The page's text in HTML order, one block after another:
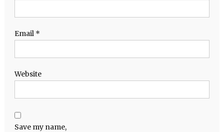
Email *
Website
Save my name,